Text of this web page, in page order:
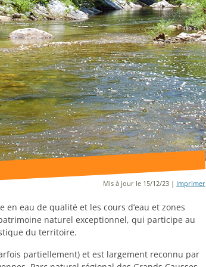
Mis à jour le 15/12/23 | Imprimer
eau de qualité et les cours d’eau et zones
naturel exceptionnel, qui participe au
du territoire.
partiellement) et est largement reconnu par